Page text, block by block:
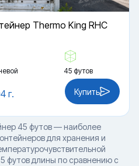
Thermo King RHC
45 футов
г. Купить
45 футов — наиболее
для хранения и
футов длины по сравнению с